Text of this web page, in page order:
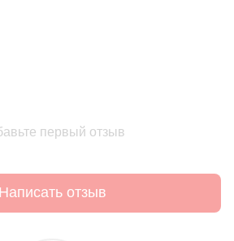
первый отзыв
Написать отзыв